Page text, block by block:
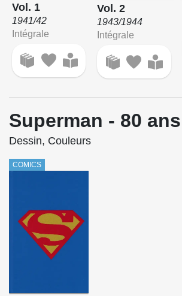
Vol. 1
1941/42
Intégrale
Vol. 2
1943/1944
Intégrale
Superman - 80 ans
Dessin, Couleurs
COMICS